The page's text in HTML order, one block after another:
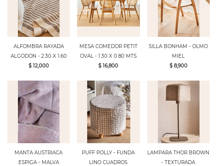
ALFOMBRA RAYADA
ALGODON - 2.30 X 1.60
$ 12,000
MESA COMEDOR PETIT
OVAL - 1.30 X 0.80 MTS
$ 16,800
SILLA BONHAM - OLMO
MIEL
$ 8,900
MANTA AUSTRIACA
ESPIGA - MALVA
PUFF POLLY - FUNDA
LINO CUADROS
LAMPARA THOR BROWN
- TEXTURADA